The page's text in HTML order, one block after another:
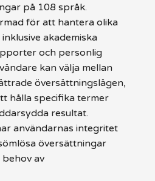
på 108 språk.
för att hantera olika
akademiska
och personlig
kan välja mellan
översättningslägen,
hålla specifika termer
resultat.
användarnas integritet
översättningar
av